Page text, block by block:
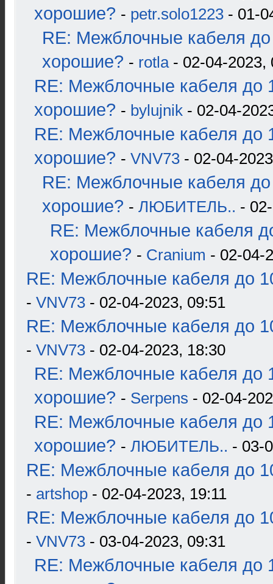
хорошие? - petr.solo1223 - 01-
RE: Межблочные кабеля до
хорошие? - rotla- 02-04-2023,
RE: Межблочные кабеля до
хорошие? - bylujnik - 02-04-
RE: Межблочные кабеля до
хорошие? - VNV73 - 02-04-
RE: Межблочные кабеля до
хорошие? - ЛЮБИТЕЛЬ.. -
RE: Межблочные кабеля
хорошие? - Cranium - 02-04-
RE: Межблочные кабеля до
- VNV73 - 02-04-2023, 09:51
RE: Межблочные кабеля до
- VNV73 - 02-04-2023, 18:30
RE: Межблочные кабеля до
хорошие? - Serpens - 02-04-
RE: Межблочные кабеля до
хорошие? - ЛЮБИТЕЛЬ.. - 03-
RE: Межблочные кабеля до
- artshop - 02-04-2023, 19:11
RE: Межблочные кабеля до
- VNV73 - 03-04-2023, 09:31
RE: Межблочные кабеля до